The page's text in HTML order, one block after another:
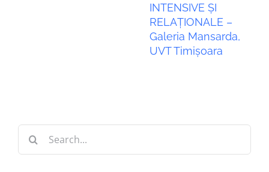
INTENSIVE ȘI
RELAȚIONALE –
Galeria Mansarda,
UVT Timișoara
Search